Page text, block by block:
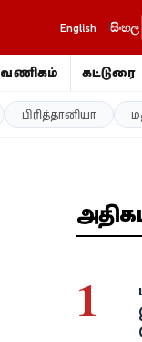
English සිංහල
வணிகம் கட்டுரை
பிரித்தானியா
1